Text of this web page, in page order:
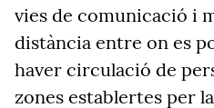
vies de comunicació i
distància entre on es
haver circulació de
zones establertes per la